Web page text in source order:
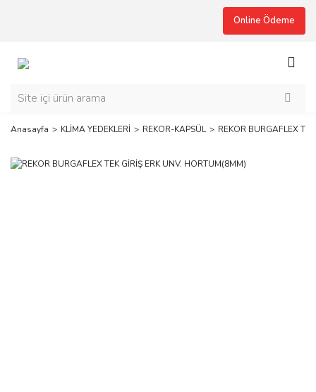
Online Ödeme
Anasayfa KLİMA YEDEKLERİ REKOR-KAPSÜL REKOR BURGAFLEX